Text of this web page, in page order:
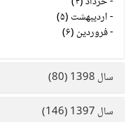
-اردیبهشت (۵)
-فروردین (۶)
سال 1398 (80)
سال 1397 (146)